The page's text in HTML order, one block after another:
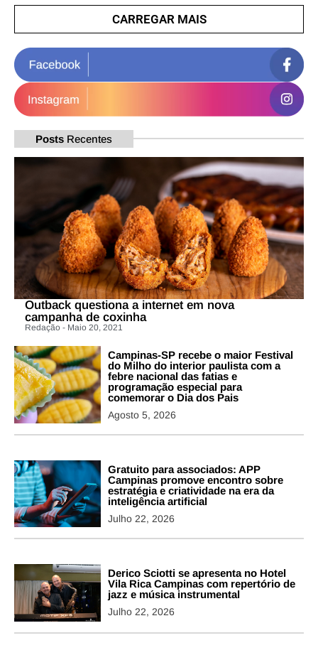
CARREGAR MAIS
Posts Recentes
Outback questiona a internet em nova
campanha de coxinha
Redação - Maio 20, 2021
Campinas-SP recebe o maior Festival
do Milho do interior paulista com a
febre nacional das fatias e
programação especial para
comemorar o Dia dos Pais
Agosto 5, 2026
Gratuito para associados: APP
Campinas promove encontro sobre
estratégia e criatividade na era da
inteligência artificial
Julho 22, 2026
Derico Sciotti se apresenta no Hotel
Vila Rica Campinas com repertório de
jazz e música instrumental
Julho 22, 2026